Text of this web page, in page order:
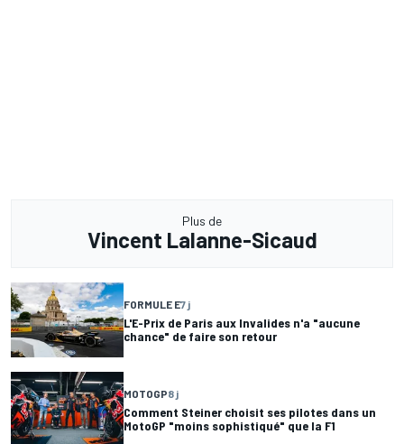
Plus de
Vincent Lalanne-Sicaud
FORMULE E7 j
L'E-Prix de Paris aux Invalides n'a "aucune
chance" de faire son retour
MOTOGP8 j
Comment Steiner choisit ses pilotes dans un
MotoGP "moins sophistiqué" que la F1